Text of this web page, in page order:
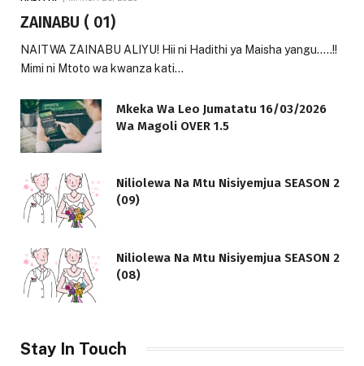
ZAINABU ( 01)
NAITWA ZAINABU ALIYU! Hii ni Hadithi ya Maisha yangu…..!!
Mimi ni Mtoto wa kwanza kati…
Mkeka Wa Leo Jumatatu 16/03/2026
Wa Magoli OVER 1.5
Niliolewa Na Mtu Nisiyemjua SEASON 2
(09)
Niliolewa Na Mtu Nisiyemjua SEASON 2
(08)
Stay In Touch